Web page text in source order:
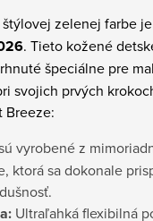
zelenej farbe
. Tieto kožené
špeciálne pre
svojich prvých
Breeze:
vyrobené z
ktorá sa dokonale
Ultraľahká flexibilná